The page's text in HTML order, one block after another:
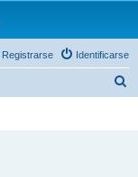
Identificarse
Registrarse